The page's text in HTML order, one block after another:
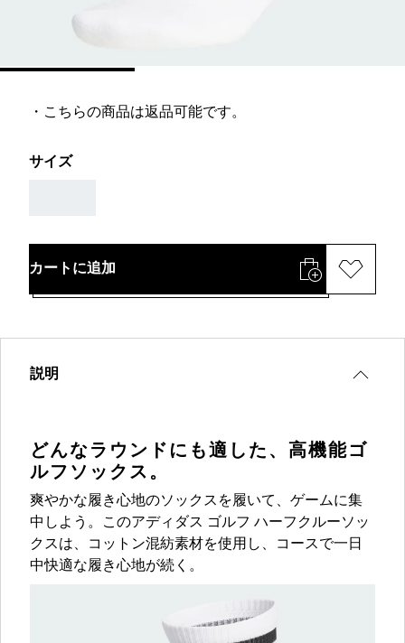
・こちらの商品は返品可能です。
サイズ
カートに追加
説明
どんなラウンドにも適した、高機能ゴ
ルフソックス。
爽やかな履き心地のソックスを履いて、ゲームに集
中しよう。このアディダス ゴルフ ハーフクルーソッ
クスは、コットン混紡素材を使用し、コースで一日
中快適な履き心地が続く。